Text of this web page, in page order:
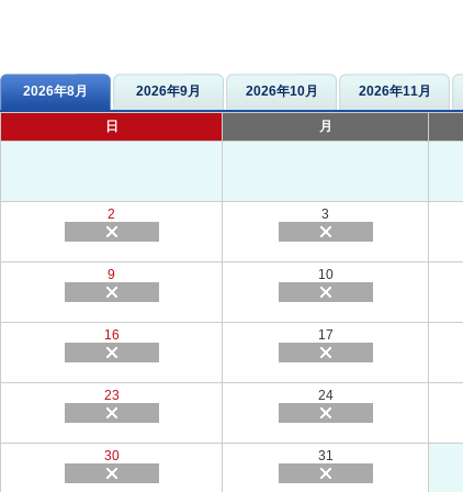
2026年8月 2026年9月 2026年10月 2026年11月
日 月
2
3
9
10
16
17
23
24
30
31